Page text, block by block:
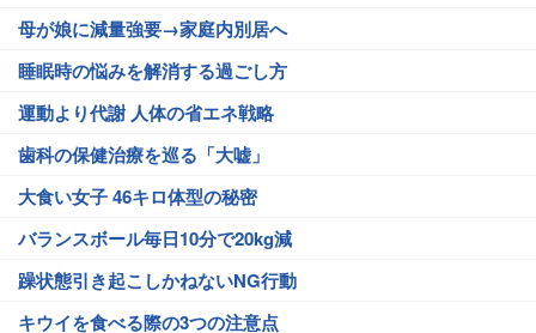
母が娘に減量強要→家庭内別居へ
睡眠時の悩みを解消する過ごし方
運動より代謝 人体の省エネ戦略
歯科の保健治療を巡る「大嘘」
大食い女子 46キロ体型の秘密
バランスボール毎日10分で20kg減
躁状態引き起こしかねないNG行動
キウイを食べる際の3つの注意点